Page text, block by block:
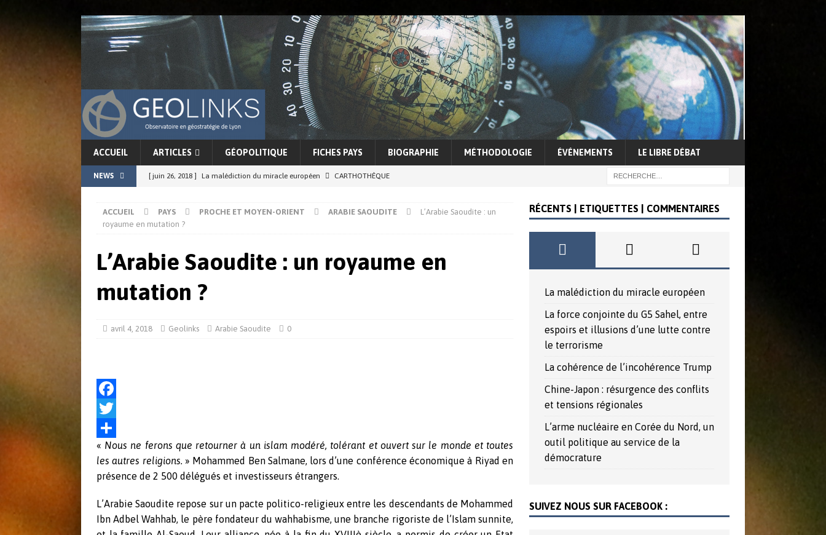
ACCUEIL ARTICLES GÉOPOLITIQUE FICHES PAYS BIOGRAPHIE MÉTHODOLOGIE ÉVÉNEMENTS LE LIBRE DÉBAT
NEWS [ juin 26, 2018 ] La malédiction du miracle européen CARTHOTHÈQUE
[ juin 8, 2018 ] Chine-Japon : résurgence des conflits et tensions régionales ASIE
ACTUALITÉS
ACCUEIL PAYS PROCHE ET MOYEN-ORIENT ARABIE SAOUDITE
L’Arabie Saoudite : un
royaume en mutation ?
L’Arabie Saoudite : un royaume en
mutation ?
avril 4, 2018 Geolinks Arabie Saoudite 0
F
a
c
e
o
o
T
w
i
t
e
P
a
t
a
« Nous ne ferons que retourner à un islam modéré, tolérant et ouvert sur le monde et toutes
les autres religions. » Mohammed Ben Salmane, lors d’une conférence économique à Riyad en
présence de 2 500 délégués et investisseurs étrangers.
L’Arabie Saoudite repose sur un pacte politico-religieux entre les descendants de Mohammed
Ibn Adbel Wahhab, le père fondateur du wahhabisme, une branche rigoriste de l’Islam sunnite,
RÉCENTS | ETIQUETTES | COMMENTAIRES
La malédiction du miracle européen
La force conjointe du G5 Sahel, entre
espoirs et illusions d’une lutte contre
le terrorisme
La cohérence de l’incohérence Trump
Chine-Japon : résurgence des conflits
et tensions régionales
L’arme nucléaire en Corée du Nord, un
outil politique au service de la
démocrature
SUIVEZ NOUS SUR FACEBOOK :